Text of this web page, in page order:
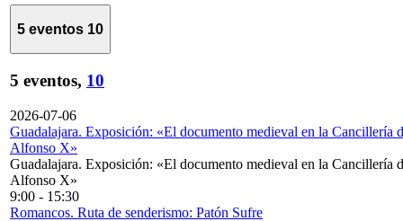
5 eventos 10
5 eventos, 10
2026-07-06
Guadalajara. Exposición: «El documento medieval en la Cancillería
Alfonso X»
Guadalajara. Exposición: «El documento medieval en la Cancillería
Alfonso X»
9:00 - 15:30
Romancos. Ruta de senderismo: Patón Sufre